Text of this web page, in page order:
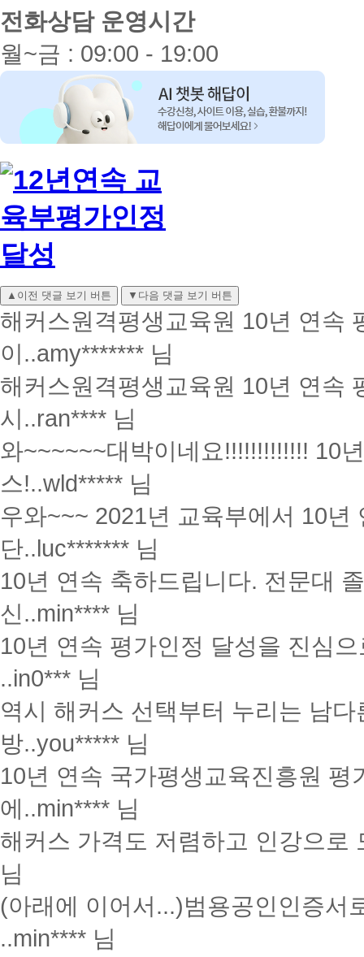
전화상담 운영시간
월~금 : 09:00 - 19:00
▲ 이전 댓글 보기 버튼 ▼ 다음 댓글 보기 버튼
해커스원격평생교육원 10년 연속
이..amy******* 님
해커스원격평생교육원 10년 연속
시..ran**** 님
와~~~~~~대박이네요!!!!!!!!!!!!! 10
스!..wld***** 님
우와~~~ 2021년 교육부에서 10
단.. luc******* 님
10년 연속 축하드립니다. 전문대
신..min**** 님
10년 연속 평가인정 달성을 진심
..in0*** 님
역시 해커스 선택부터 누리는 남
방..you***** 님
10년 연속 국가평생교육진흥원
에..min**** 님
해커스 가격도 저렴하고 인강으로
님
(아래에 이어서...)범용공인인증서
..min**** 님